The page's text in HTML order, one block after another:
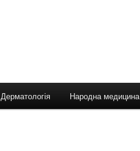
Дерматологія Народна медицина